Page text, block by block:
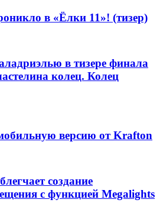
в «Ёлки 11»! (тизер)
в тизере финала
колец. Колец
версию от Krafton
создание
с функцией Megalights